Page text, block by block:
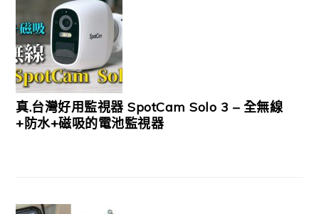
真.台灣好用監視器 SpotCam Solo 3 – 全無線
+防水+磁吸的電池監視器